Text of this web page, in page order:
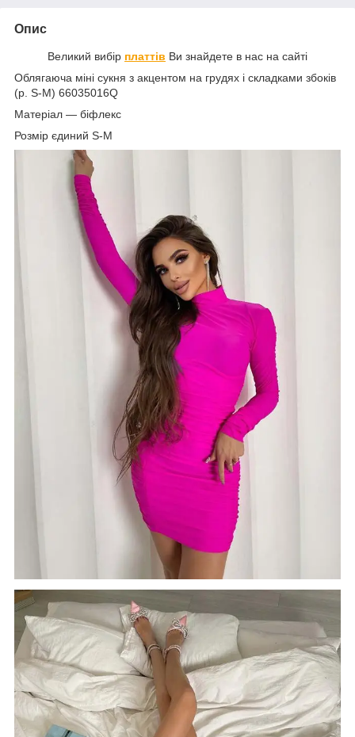
Опис
Великий вибір платтів Ви знайдете в нас на сайті
Облягаюча міні сукня з акцентом на грудях і складками збоків
(р. S-M) 66035016Q
Матеріал — біфлекс
Розмір єдиний S-M